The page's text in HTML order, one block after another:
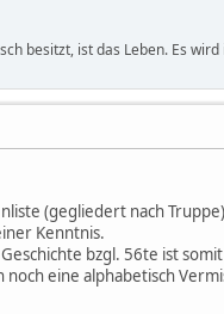
besitzt, ist das Leben. Es
(gegliedert nach
Kenntnis.
bzgl. 56te ist
noch eine alphabetisch